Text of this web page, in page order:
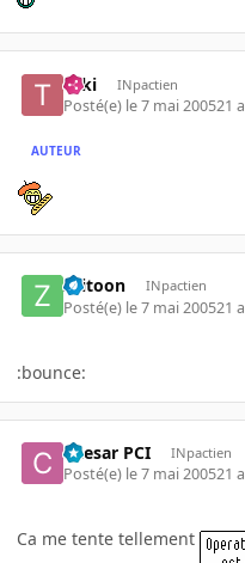
Taki INpactien
Posté(e) le 7 mai 200521 a
AUTEUR
zeitoon INpactien
Posté(e) le 7 mai 200521 a
:bounce:
Caesar PCI INpactien
Posté(e) le 7 mai 200521 a
Ca me tente tellement